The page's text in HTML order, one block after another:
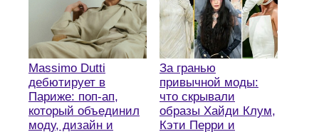
Massimo Dutti
дебютирует в
Париже: поп-ап,
который объединил
моду, дизайн и
За гранью
привычной моды:
что скрывали
образы Хайди Клум,
Кэти Перри и